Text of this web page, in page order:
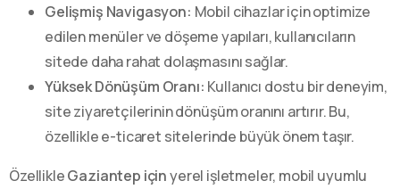
Gelişmiş Navigasyon: Mobil cihazlar için optimize
edilen menüler ve döşeme yapıları, kullanıcıların
sitede daha rahat dolaşmasını sağlar.
Yüksek Dönüşüm Oranı: Kullanıcı dostu bir deneyim,
site ziyaretçilerinin dönüşüm oranını artırır. Bu,
özellikle e-ticaret sitelerinde büyük önem taşır.
ÖzellikleGaziantep içinyerel işletmeler, mobil uyumlu